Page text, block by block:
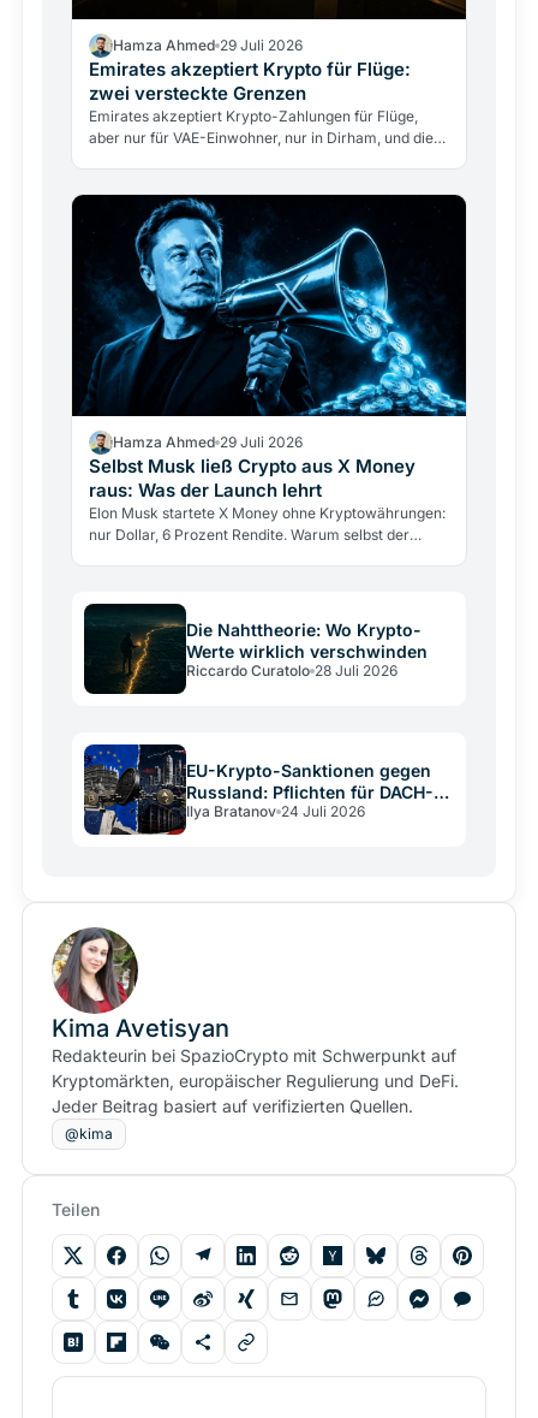
Hamza Ahmed 29 Juli 2026
Emirates akzeptiert Krypto für Flüge:
zwei versteckte Grenzen
Emirates akzeptiert Krypto-Zahlungen für Flüge,
aber nur für VAE-Einwohner, nur in Dirham, und die
Hamza Ahmed 29 Juli 2026
Selbst Musk ließ Crypto aus X Money
raus: Was der Launch lehrt
Elon Musk startete X Money ohne Kryptowährungen:
nur Dollar, 6 Prozent Rendite. Warum selbst der
Die Nahttheorie: Wo Krypto-
Werte wirklich verschwinden
Riccardo Curatolo 28 Juli 2026
EU-Krypto-Sanktionen gegen
Russland: Pflichten für DACH-
Betreiber
Ilya Bratanov 24 Juli 2026
Kima Avetisyan
Redakteurin bei SpazioCrypto mit Schwerpunkt auf
Kryptomärkten, europäischer Regulierung und DeFi.
Jeder Beitrag basiert auf verifizierten Quellen.
@kima
Teilen